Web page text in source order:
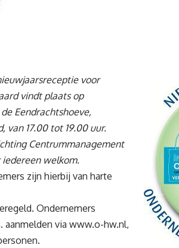
voor
vindt plaats op
Eendrachtshoeve,
van 17.00 tot 19.00 uur.
Centrummanagement
welkom.
zijn hierbij van harte
Ondernemers
aanmelden via www.o-hw.nl,